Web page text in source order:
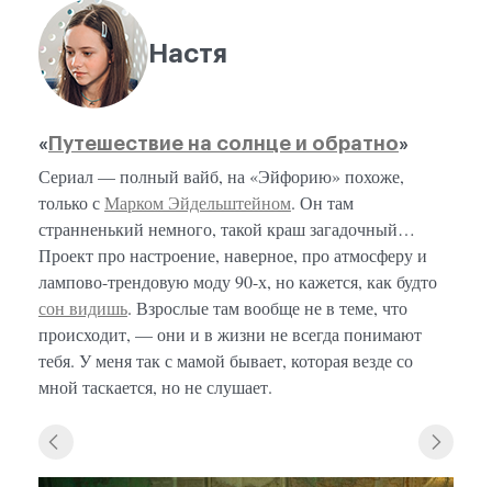
Настя
« Путешествие на солнце и обратно»
Сериал — полный вайб, на «Эйфорию» похоже,
только сМарком Эйдельштейном. Он там
странненький немного, такой краш загадочный…
Проект про настроение, наверное, про атмосферу и
лампово-трендовую моду 90-х, но кажется, как будто
сон видишь. Взрослые там вообще не в теме, что
происходит, — они и в жизни не всегда понимают
тебя. У меня так с мамой бывает, которая везде со
мной таскается, но не слушает.